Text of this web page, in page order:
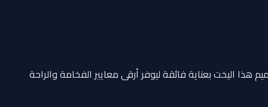
اليخت بعناية فائقة ليوفر أرقى معايير الفخامة والراحة